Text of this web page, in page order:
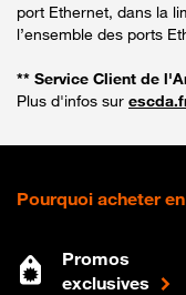
port Ethernet, dans la
l’ensemble des ports
** Service Client de
Plus d'infos sur
Pourquoi acheter
Promos
exclusives